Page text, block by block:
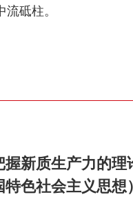
砥柱。
新质生产力的
色社会主义思想）